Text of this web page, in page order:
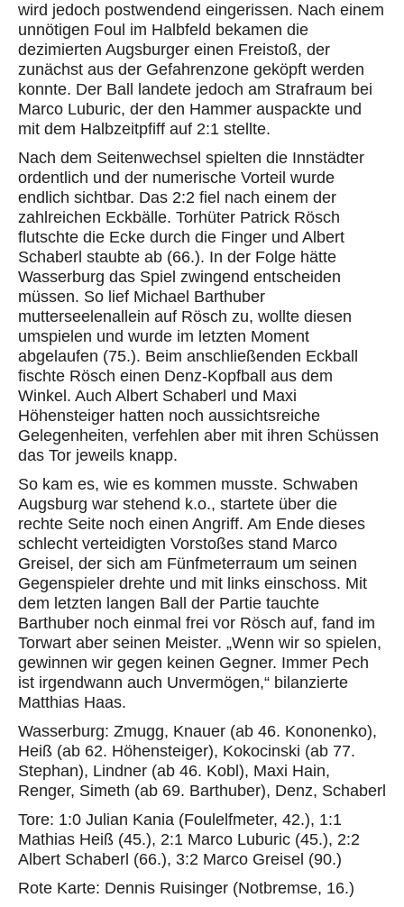
wird jedoch postwendend eingerissen. Nach einem
unnötigen Foul im Halbfeld bekamen die
dezimierten Augsburger einen Freistoß, der
zunächst aus der Gefahrenzone geköpft werden
konnte. Der Ball landete jedoch am Strafraum bei
Marco Luburic, der den Hammer auspackte und
mit dem Halbzeitpfiff auf 2:1 stellte.
Nach dem Seitenwechsel spielten die Innstädter
ordentlich und der numerische Vorteil wurde
endlich sichtbar. Das 2:2 fiel nach einem der
zahlreichen Eckbälle. Torhüter Patrick Rösch
flutschte die Ecke durch die Finger und Albert
Schaberl staubte ab (66.). In der Folge hätte
Wasserburg das Spiel zwingend entscheiden
müssen. So lief Michael Barthuber
mutterseelenallein auf Rösch zu, wollte diesen
umspielen und wurde im letzten Moment
abgelaufen (75.). Beim anschließenden Eckball
fischte Rösch einen Denz-Kopfball aus dem
Winkel. Auch Albert Schaberl und Maxi
Höhensteiger hatten noch aussichtsreiche
Gelegenheiten, verfehlen aber mit ihren Schüssen
das Tor jeweils knapp.
So kam es, wie es kommen musste. Schwaben
Augsburg war stehend k.o., startete über die
rechte Seite noch einen Angriff. Am Ende dieses
schlecht verteidigten Vorstoßes stand Marco
Greisel, der sich am Fünfmeterraum um seinen
Gegenspieler drehte und mit links einschoss. Mit
dem letzten langen Ball der Partie tauchte
Barthuber noch einmal frei vor Rösch auf, fand im
Torwart aber seinen Meister. „Wenn wir so spielen,
gewinnen wir gegen keinen Gegner. Immer Pech
ist irgendwann auch Unvermögen,“ bilanzierte
Matthias Haas.
Wasserburg: Zmugg, Knauer (ab 46. Kononenko),
Heiß (ab 62. Höhensteiger), Kokocinski (ab 77.
Stephan), Lindner (ab 46. Kobl), Maxi Hain,
Renger, Simeth (ab 69. Barthuber), Denz, Schaberl
Tore: 1:0 Julian Kania (Foulelfmeter, 42.), 1:1
Mathias Heiß (45.), 2:1 Marco Luburic (45.), 2:2
Albert Schaberl (66.), 3:2 Marco Greisel (90.)
Rote Karte: Dennis Ruisinger (Notbremse, 16.)